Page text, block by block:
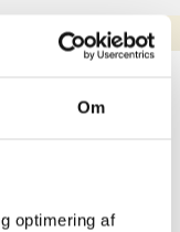
Om
optimering af